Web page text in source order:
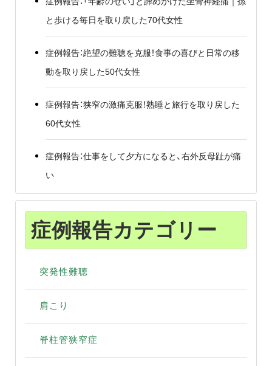
と歩ける毎日を取り戻した70代女性
症例報告：絶望の難聴を克服！食事の喜びと日常の移
動を取り戻した50代女性
症例報告：狭窄の激痛克服！熟睡と旅行を取り戻した
60代女性
症例報告：仕事をして夕方になると、右外反母趾が痛
い
症例報告カテゴリー
突発性難聴
肩こり
脊柱管狭窄症